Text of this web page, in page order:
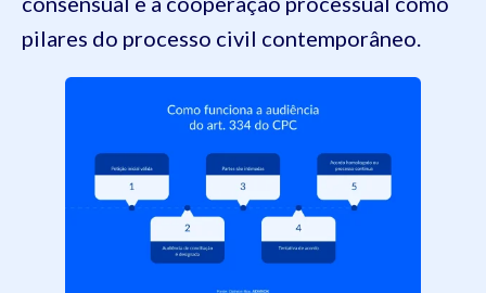
pilares do processo civil contemporâneo.